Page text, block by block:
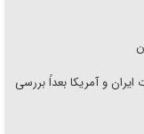
و آمریکا بعداً بررسی